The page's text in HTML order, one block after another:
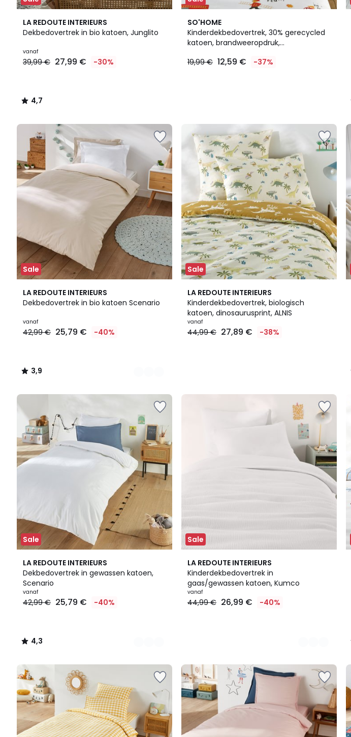
LA REDOUTE INTERIEURS
Dekbedovertrek in bio katoen, Junglito
Prijs
vanaf
plaats
39,99
30%
korting
toegepast.
vanaf
39,99 € 27,99 € -30%
4,7
/ 5
4,7
/
SO'HOME
Kinderdekbedovertrek, 30% gerecycled
katoen, brandweeropdruk,
19,99 € 12,59 € -37%
Sale
LA REDOUTE INTERIEURS
Dekbedovertrek in bio katoen Scenario
vanaf
42,99 € 25,79 € -40%
3,9
/ 5
7
Kleuren
3,9
/
Sale
LA REDOUTE INTERIEURS
Kinderdekbedovertrek, biologisch
katoen, dinosaurusprint, ALNIS
vanaf
44,99 € 27,89 € -38%
Sale
LA REDOUTE INTERIEURS
Dekbedovertrek in gewassen katoen,
Scenario
vanaf
42,99 € 25,79 € -40%
4,3
/ 5
18
Kleuren
4,3
/
Sale
LA REDOUTE INTERIEURS
Kinderdekbedovertrek in
gaas/gewassen katoen, Kumco
vanaf
44,99 € 26,99 € -40%
10
Kleuren